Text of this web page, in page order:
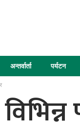
अन्तर्वार्ता पर्यटन